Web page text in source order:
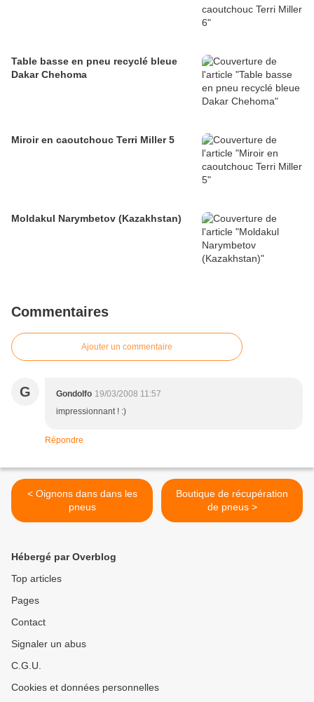
Table basse en pneu recyclé bleue
Dakar Chehoma
Miroir en caoutchouc Terri Miller 5
Moldakul Narymbetov (Kazakhstan)
Commentaires
Ajouter un commentaire
G Gondolfo 19/03/2008 11:57
impressionnant ! :)
Répondre
< Oignons dans dans les
pneus
Boutique de récupération
de pneus >
Hébergé par Overblog
Top articles
Pages
Contact
Signaler un abus
C.G.U.
Cookies et données personnelles